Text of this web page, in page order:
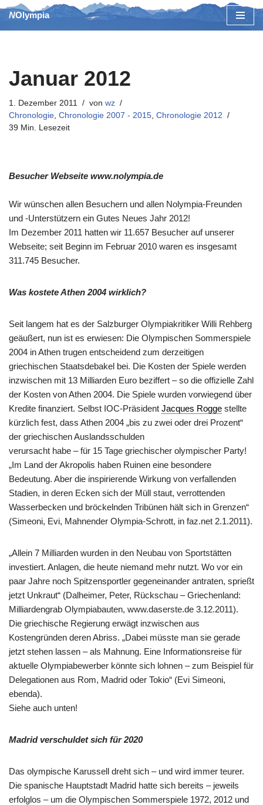
Zum
NOlympia
Januar 2012
1. Dezember 2011 von wz
Chronologie, Chronologie 2007 - 2015, Chronologie 2012
39 Min. Lesezeit
Besucher Webseite www.nolympia.de
Wir wünschen allen Besuchern und allen Nolympia-Freunden
und -Unterstützern ein Gutes Neues Jahr 2012!
Im Dezember 2011 hatten wir 11.657 Besucher auf unserer
Webseite; seit Beginn im Februar 2010 waren es insgesamt
311.745 Besucher.
Was kostete Athen 2004 wirklich?
Seit langem hat es der Salzburger Olympiakritiker Willi Rehberg
geäußert, nun ist es erwiesen: Die Olympischen Sommerspiele
2004 in Athen trugen entscheidend zum derzeitigen
griechischen Staatsdebakel bei. Die Kosten der Spiele werden
inzwischen mit 13 Milliarden Euro beziffert – so die offizielle Zahl
der Kosten von Athen 2004. Die Spiele wurden vorwiegend über
Kredite finanziert. Selbst IOC-Präsident Jacques Rogge stellte
kürzlich fest, dass Athen 2004 „bis zu zwei oder drei Prozent“
der griechischen Auslandsschulden
verursacht habe – für 15 Tage griechischer olympischer Party!
„Im Land der Akropolis haben Ruinen eine besondere
Bedeutung. Aber die inspirierende Wirkung von verfallenden
Stadien, in deren Ecken sich der Müll staut, verrottenden
Wasserbecken und bröckelnden Tribünen hält sich in Grenzen“
(Simeoni, Evi, Mahnender Olympia-Schrott, in faz.net 2.1.2011).
„Allein 7 Milliarden wurden in den Neubau von Sportstätten
investiert. Anlagen, die heute niemand mehr nutzt. Wo vor ein
paar Jahre noch Spitzensportler gegeneinander antraten, sprießt
jetzt Unkraut“ (Dalheimer, Peter, Rückschau – Griechenland:
Milliardengrab Olympiabauten, www.daserste.de 3.12.2011).
Die griechische Regierung erwägt inzwischen aus
Kostengründen deren Abriss. „Dabei müsste man sie gerade
jetzt stehen lassen – als Mahnung. Eine Informationsreise für
aktuelle Olympiabewerber könnte sich lohnen – zum Beispiel für
Delegationen aus Rom, Madrid oder Tokio“ (Evi Simeoni,
ebenda).
Siehe auch unten!
Madrid verschuldet sich für 2020
Das olympische Karussell dreht sich – und wird immer teurer.
Die spanische Hauptstadt Madrid hatte sich bereits – jeweils
erfolglos – um die Olympischen Sommerspiele 1972, 2012 und